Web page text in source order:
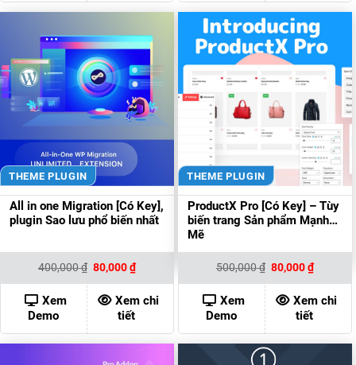
THEME PLUGIN
All in one Migration [Có Key],
plugin Sao lưu phổ biến nhất
400,000₫ Giá
gốc
là:
400,000 ₫.
80,000₫Giá
hiện
tại
là:
80,000 ₫.
Xem
Demo
Xem chi
tiết
THEME PLUGIN
ProductX Pro [Có Key] – Tùy
biến trang Sản phẩm Mạnh
Mẽ
500,000₫ Giá
gốc
là:
500,000 ₫.
80,000₫Giá
hiện
tại
là:
80,000
Xem
Demo
Xem chi
tiết